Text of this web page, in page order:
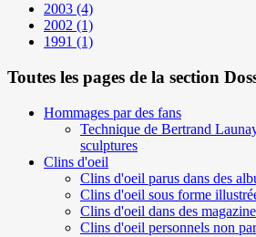
2003 (4)
2002 (1)
1991 (1)
Toutes les pages de la section
Hommages par des fans
Technique de Bertrand
sculptures
Clins d'oeil
Clins d'oeil parus dans des
Clins d'oeil sous forme
Clins d'oeil dans des
Clins d'oeil personnels non